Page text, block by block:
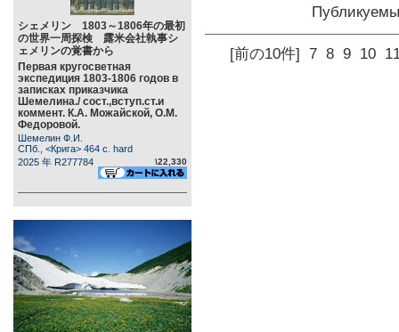
シェメリン 1803～1806年の最初
の世界一周探検 露米会社執事シ
ェメリンの覚書から
Первая кругосветная
экспедиция 1803-1806 годов в
записках приказчика
Шемелина./ сост.,вступ.ст.и
коммент. К.А. Можайской, О.М.
Федоровой.
Шемелин Ф.И.
СПб., <Крига> 464 c. hard
2025 年 R277784
\22,330
[前の10件] 7 8 9 10